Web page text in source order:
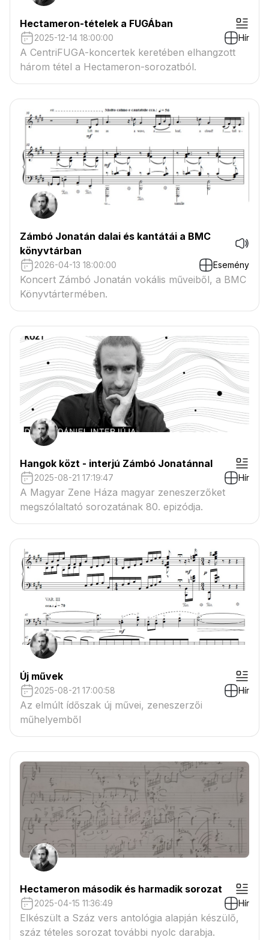
Hectameron-tételek a FUGÁban
2025-12-14 18:00:00 Hír
A CentriFUGA-koncertek keretében elhangzott
három tétel a Hectameron-sorozatból.
Zámbó Jonatán dalai és kantátái a BMC
könyvtárban
2026-04-13 18:00:00 Esemény
Koncert Zámbó Jonatán vokális műveiből, a BMC
Könyvtártermében.
Hangok közt - interjú Zámbó Jonatánnal
2025-08-21 17:19:47 Hír
A Magyar Zene Háza magyar zeneszerzőket
megszólaltató sorozatának 80. epizódja.
Új művek
2025-08-21 17:00:58 Hír
Az elmúlt ídőszak új művei, zeneszerzői
műhelyemből
Hectameron második és harmadik sorozat
2025-04-15 11:36:49 Hír
Elkészült a Száz vers antológia alapján készülő,
száz tételes sorozat további nyolc darabja.